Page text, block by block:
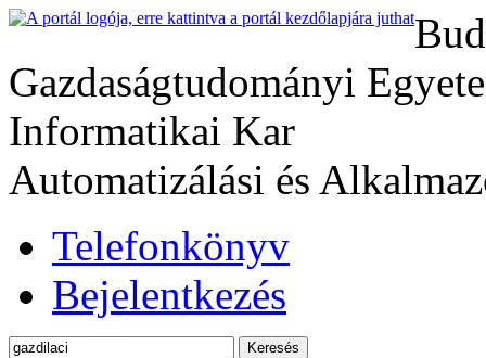
Gazdaságtudományi
Informatikai Kar
Automatizálási és
Telefonkönyv
Bejelentkezés